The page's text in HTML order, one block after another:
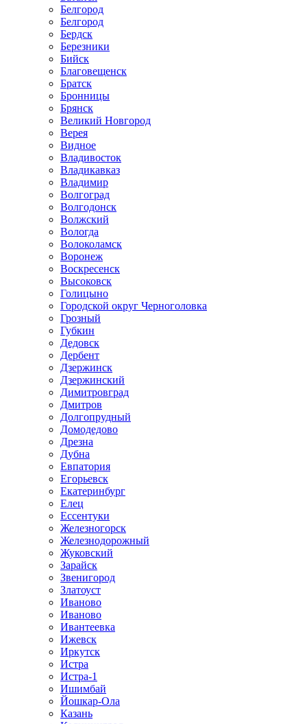
Белгород
Белгород
Бердск
Березники
Бийск
Благовещенск
Братск
Бронницы
Брянск
Великий Новгород
Верея
Видное
Владивосток
Владикавказ
Владимир
Волгоград
Волгодонск
Волжский
Вологда
Волоколамск
Воронеж
Воскресенск
Высоковск
Голицыно
Городской округ Черноголовка
Грозный
Губкин
Дедовск
Дербент
Дзержинск
Дзержинский
Димитровград
Дмитров
Долгопрудный
Домодедово
Дрезна
Дубна
Евпатория
Егорьевск
Екатеринбург
Елец
Ессентуки
Железногорск
Железнодорожный
Жуковский
Зарайск
Звенигород
Златоуст
Иваново
Иваново
Ивантеевка
Ижевск
Иркутск
Истра
Истра-1
Ишимбай
Йошкар-Ола
Казань